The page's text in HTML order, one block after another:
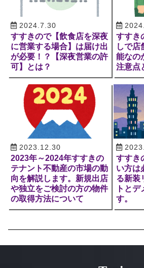
2024.7.30
すすきので【飲食店を深夜
に営業する場合】は届け出
が必要！？【深夜営業の許
可】とは？
すすき
しで店
能なの
注意点
2023.12.30
2023年～2024年すすきの
テナント不動産の市場の動
向を解説します。新規出店
や独立をご検討の方の物件
の取得方法について
すすき
い方は
る新装
トと
す。